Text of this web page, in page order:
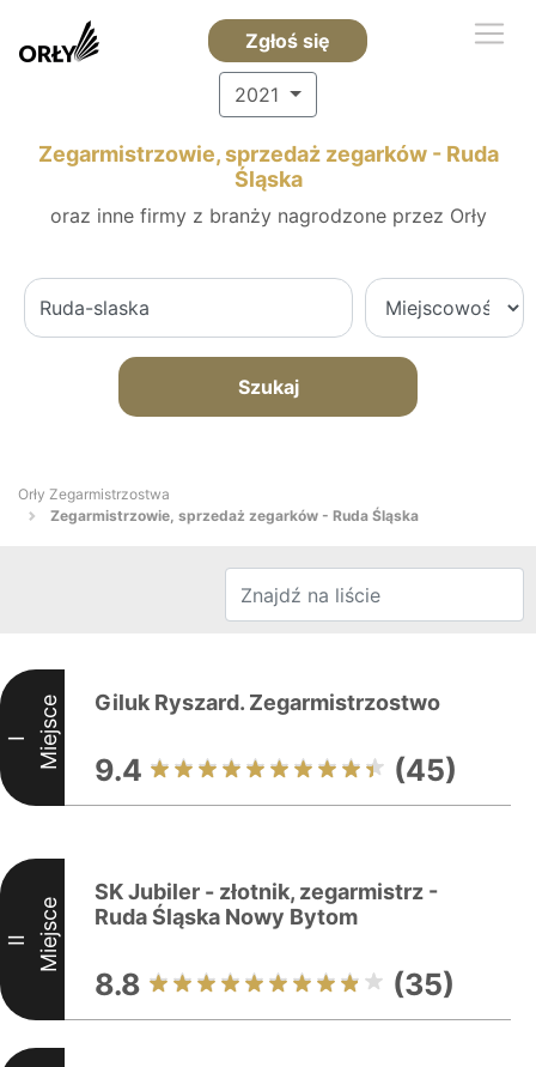
Zgłoś się
2021
Zegarmistrzowie, sprzedaż zegarków - Ruda
Śląska
oraz inne firmy z branży nagrodzone przez Orły
Szukaj
Orły Zegarmistrzostwa
Zegarmistrzowie, sprzedaż zegarków - Ruda Śląska
I Miejsce Giluk Ryszard. Zegarmistrzostwo
9.4 (45)
II Miejsce
SK Jubiler - złotnik, zegarmistrz -
Ruda Śląska Nowy Bytom
8.8 (35)